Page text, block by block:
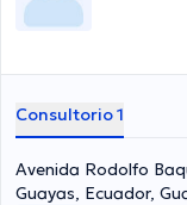
Consultorio 1
Avenida Rodolfo
Guayas, Ecuador,